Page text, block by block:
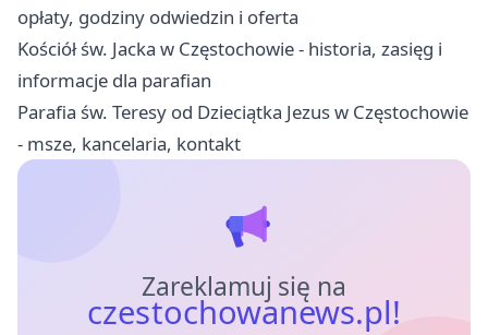
opłaty, godziny odwiedzin i oferta
Kościół św. Jacka w Częstochowie - historia, zasięg i
informacje dla parafian
Parafia św. Teresy od Dzieciątka Jezus w Częstochowie
- msze, kancelaria, kontakt
Zareklamuj się na
czestochowanews.pl!